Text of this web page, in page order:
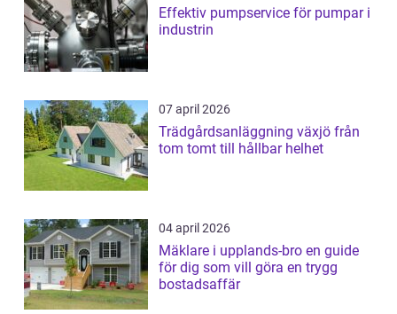
Effektiv pumpservice för pumpar i
industrin
07 april 2026
Trädgårdsanläggning växjö från
tom tomt till hållbar helhet
04 april 2026
Mäklare i upplands-bro en guide
för dig som vill göra en trygg
bostadsaffär